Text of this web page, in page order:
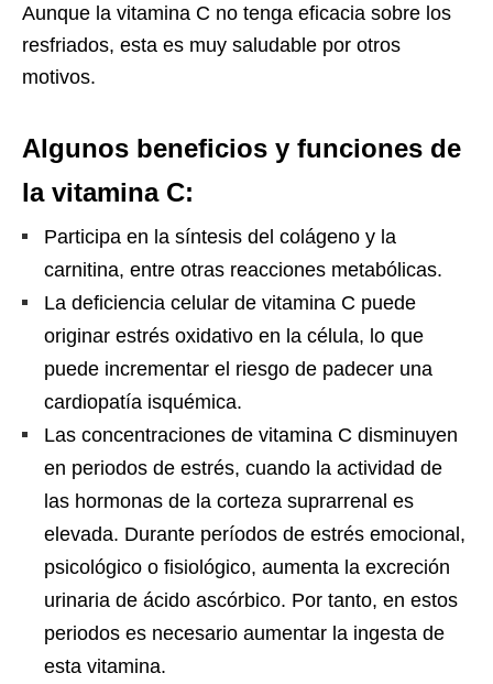
Aunque la vitamina C no tenga eficacia sobre los
resfriados, esta es muy saludable por otros
motivos.
Algunos beneficios y funciones de
la vitamina C:
Participa en la síntesis del colágeno y la
carnitina, entre otras reacciones metabólicas.
La deficiencia celular de vitamina C puede
originar estrés oxidativo en la célula, lo que
puede incrementar el riesgo de padecer una
cardiopatía isquémica.
Las concentraciones de vitamina C disminuyen
en periodos de estrés, cuando la actividad de
las hormonas de la corteza suprarrenal es
elevada. Durante períodos de estrés emocional,
psicológico o fisiológico, aumenta la excreción
urinaria de ácido ascórbico. Por tanto, en estos
periodos es necesario aumentar la ingesta de
esta vitamina.